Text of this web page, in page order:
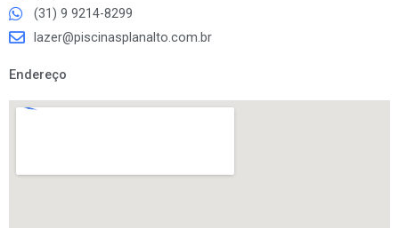
(31) 9 9214-8299
lazer@piscinasplanalto.com.br
Endereço